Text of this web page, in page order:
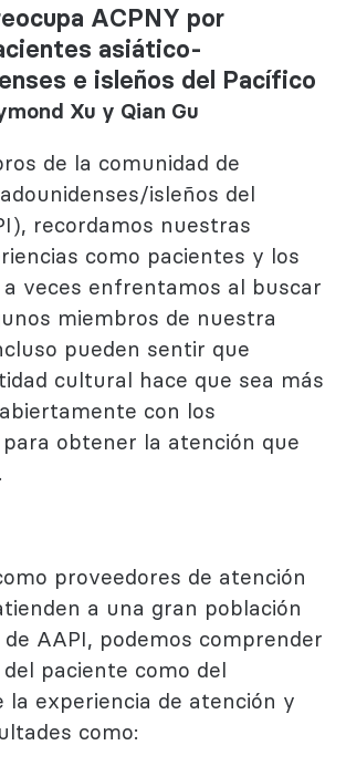
ACPNY por
asiático-
e isleños del Pacífico
Xu y Qian Gu
de la comunidad de
isleños del
recordamos nuestras
como pacientes y los
veces enfrentamos al buscar
miembros de nuestra
pueden sentir que
cultural hace que sea más
con los
obtener la atención que
proveedores de atención
a una gran población
AAPI, podemos comprender
paciente como del
la experiencia de atención y
como: